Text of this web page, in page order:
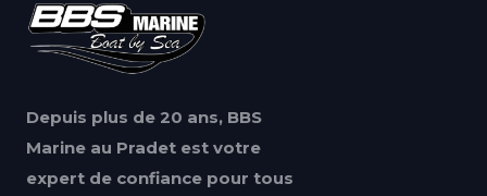
Depuis plus de 20 ans, BBS
Marine au Pradet est votre
expert de confiance pour tous